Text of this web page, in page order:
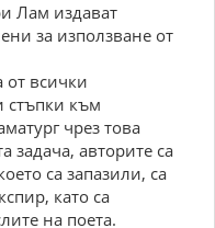
Лам издават
за използване от
от всички
стъпки към
чрез това
задача, авторите са
са запазили, са
като са
на поета.